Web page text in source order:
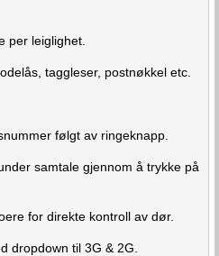
per leiglighet.
taggleser, postnøkkel etc.
følgt av ringeknapp.
samtale gjennom å trykke på
for direkte kontroll av dør.
dropdown til 3G & 2G.